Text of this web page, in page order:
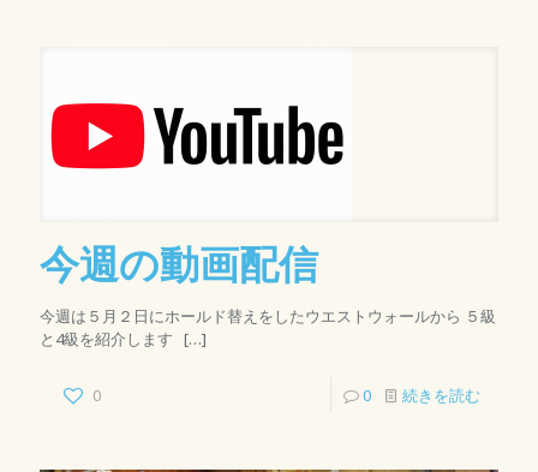
今週の動画配信
今週は５月２日にホールド替えをしたウエストウォールから ５級
と4級を紹介します […]
0 0 続きを読む